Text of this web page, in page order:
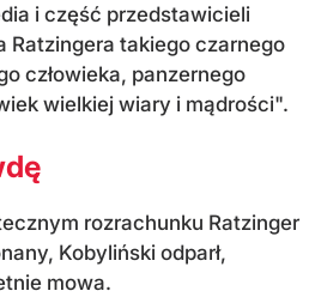
i część przedstawicieli
Ratzingera takiego czarnego
człowieka, panzernego
wielkiej wiary i mądrości".
rozrachunku Ratzinger
Kobyliński odparł,
mowa.